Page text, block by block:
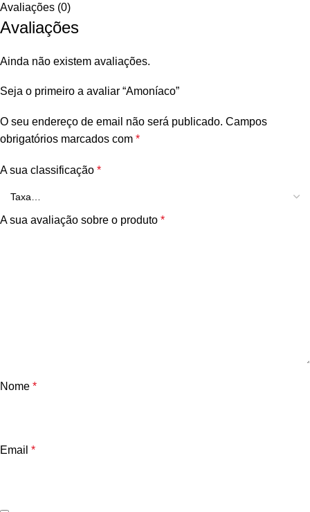
Avaliações (0)
Avaliações
Ainda não existem avaliações.
Seja o primeiro a avaliar “Amoníaco”
O seu endereço de email não será publicado. Campos
obrigatórios marcados com *
A sua classificação *
A sua avaliação sobre o produto *
Nome *
Email *